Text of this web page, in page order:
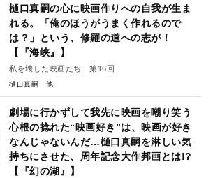
樋口真嗣の心に映画作りへの自我が生ま
れる。「俺のほうがうまく作れるので
は？」という、修羅の道への志が！
【『海峡』】
私を壊した映画たち 第16回
樋口真嗣
劇場に行かずして我先に映画を嘲り笑う
心根の捻れた“映画好き”は、映画が好き
なんじゃないんだ…樋口真嗣を淋しい気
持ちにさせた、周年記念大作邦画とは!?
【『幻の湖』】